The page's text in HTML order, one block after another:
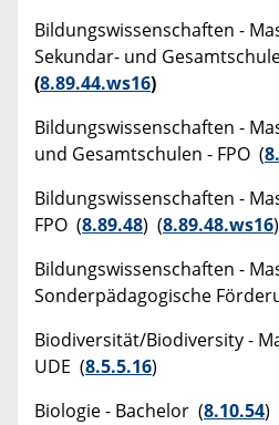
Bildungswissenschaften -
Sekundar- und
(8.89.44.ws16)
Bildungswissenschaften -
und Gesamtschulen - FPO (
Bildungswissenschaften -
FPO (8.89.48) (8.89.48.ws16)
Bildungswissenschaften -
Sonderpädagogische
Biodiversität/Biodiversity -
UDE (8.5.5.16)
Biologie - Bachelor (8.10.54)